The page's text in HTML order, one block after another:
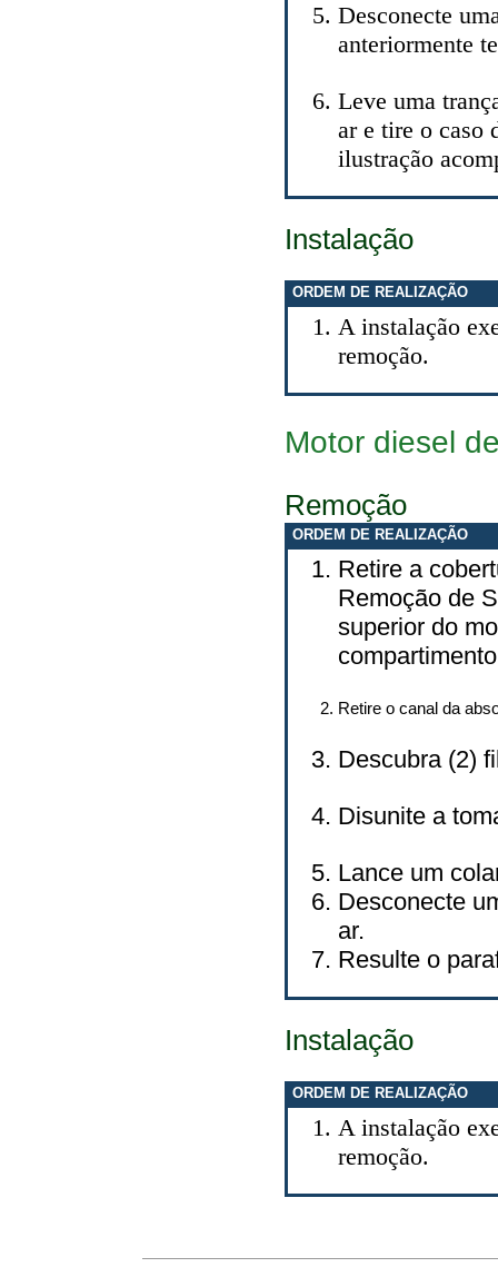
Desconecte
anteriormente
Leve uma
ar e tire o caso
ilustração
Instalação
ORDEM DE REALIZAÇÃO
A instalação
remoção.
Motor diesel
Remoção
ORDEM DE REALIZAÇÃO
Retire a
Remoção de
superior do
Retire o canal da
Descubra (2)
Disunite a
Lance um
Desconecte
ar.
Resulte o
Instalação
ORDEM DE REALIZAÇÃO
A instalação
remoção.